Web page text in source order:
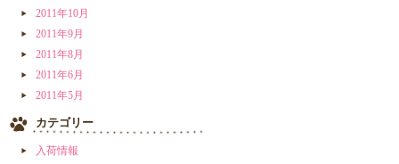
2011年10月
2011年9月
2011年8月
2011年6月
2011年5月
カテゴリー
入荷情報